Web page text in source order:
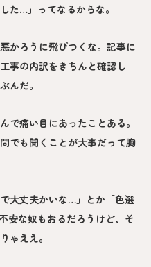
た…」ってなるからな。
かろうに飛びつくな。記事に
事の内訳をきちんと確認し
んだ。
で痛い目にあったことある。
でも聞くことが大事だって胸
大丈夫かいな…」とか「色選
安な奴もおるだろうけど、そ
ゃええ。